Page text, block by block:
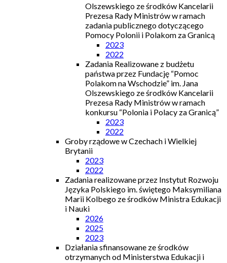
Olszewskiego ze środków Kancelarii
Prezesa Rady Ministrów w ramach
zadania publicznego dotyczącego
Pomocy Polonii i Polakom za Granicą
2023
2022
Zadania Realizowane z budżetu
państwa przez Fundację “Pomoc
Polakom na Wschodzie” im. Jana
Olszewskiego ze środków Kancelarii
Prezesa Rady Ministrów w ramach
konkursu “Polonia i Polacy za Granicą”
2023
2022
Groby rządowe w Czechach i Wielkiej
Brytanii
2023
2022
Zadania realizowane przez Instytut Rozwoju
Języka Polskiego im. świętego Maksymiliana
Marii Kolbego ze środków Ministra Edukacji
i Nauki
2026
2025
2023
Działania sfinansowane ze środków
otrzymanych od Ministerstwa Edukacji i